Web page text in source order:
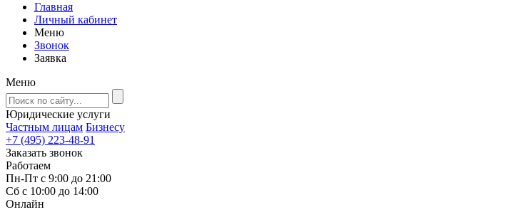
Главная
Личный кабинет
Меню
Звонок
Заявка
Меню
Юридические услуги
Частным лицам Бизнесу
+7 (495) 223-48-91
Заказать звонок
Работаем
Пн-Пт с 9:00 до 21:00
Сб с 10:00 до 14:00
Онлайн